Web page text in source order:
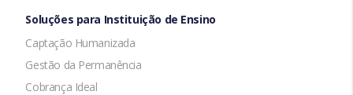
Soluções para Instituição de Ensino
Captação Humanizada
Gestão da Permanência
Cobrança Ideal